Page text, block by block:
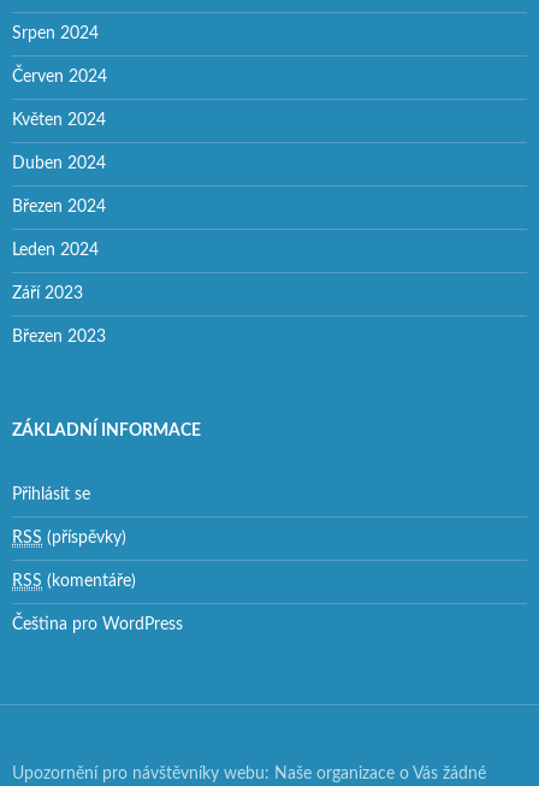
Srpen 2024
Červen 2024
Květen 2024
Duben 2024
Březen 2024
Leden 2024
Září 2023
Březen 2023
ZÁKLADNÍ INFORMACE
Přihlásit se
RSS (příspěvky)
RSS (komentáře)
Čeština pro WordPress
Upozornění pro návštěvníky webu: Naše organizace o Vás žádné